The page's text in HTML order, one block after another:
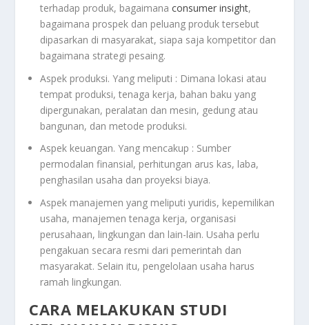
terhadap produk, bagaimanaconsumer insight,
bagaimana prospek dan peluang produk tersebut
dipasarkan di masyarakat, siapa saja kompetitor dan
bagaimana strategi pesaing.
Aspek produksi. Yang meliputi : Dimana lokasi atau
tempat produksi, tenaga kerja, bahan baku yang
dipergunakan, peralatan dan mesin, gedung atau
bangunan, dan metode produksi.
Aspek keuangan. Yang mencakup : Sumber
permodalan finansial, perhitungan arus kas, laba,
penghasilan usaha dan proyeksi biaya.
Aspek manajemen yang meliputi yuridis, kepemilikan
usaha, manajemen tenaga kerja, organisasi
perusahaan, lingkungan dan lain-lain. Usaha perlu
pengakuan secara resmi dari pemerintah dan
masyarakat. Selain itu, pengelolaan usaha harus
ramah lingkungan.
CARA MELAKUKAN STUDI